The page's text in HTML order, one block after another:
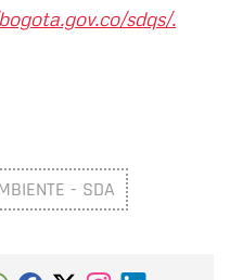
sdqs/.
- SDA